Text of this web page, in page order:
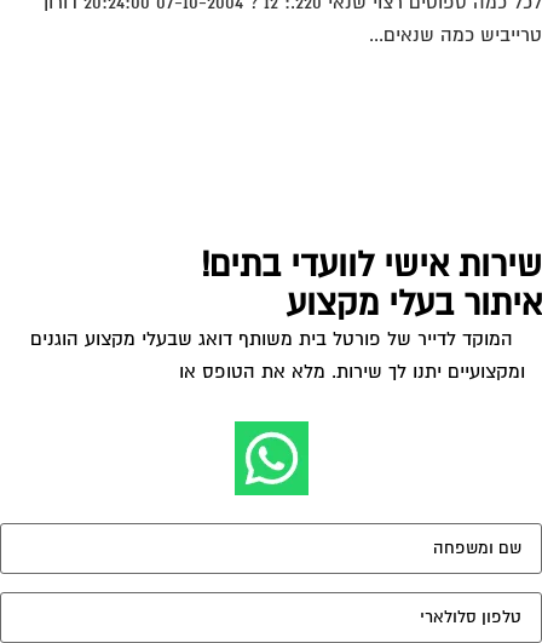
כמה שנאים...
אישי לוועדי בתים!
בעלי מקצוע
המוקד לדייר של פורטל בית משותף דואג שבעלי מקצוע הוגנים
ומקצועיים יתנו לך שירות. מלא את הטופס אולחץ לשליחת הודעת